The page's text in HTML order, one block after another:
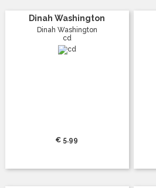
Dinah Washington
Dinah Washington
cd
€ 5.99